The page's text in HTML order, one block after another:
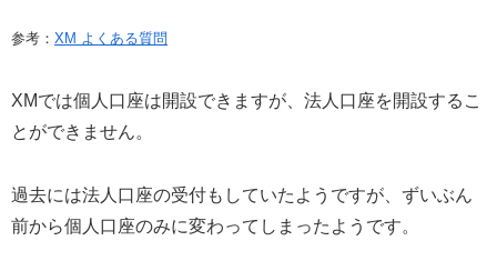
参考： XM よくある質問
XMでは個人口座は開設できますが、法人口座を開設するこ
とができません。
過去には法人口座の受付もしていたようですが、ずいぶん
前から個人口座のみに変わってしまったようです。